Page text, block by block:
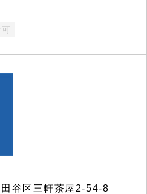
谷区三軒茶屋2-54-8